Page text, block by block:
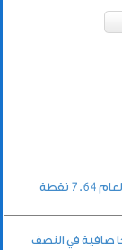
نقطة
دينار أرباحا صافية في النصف